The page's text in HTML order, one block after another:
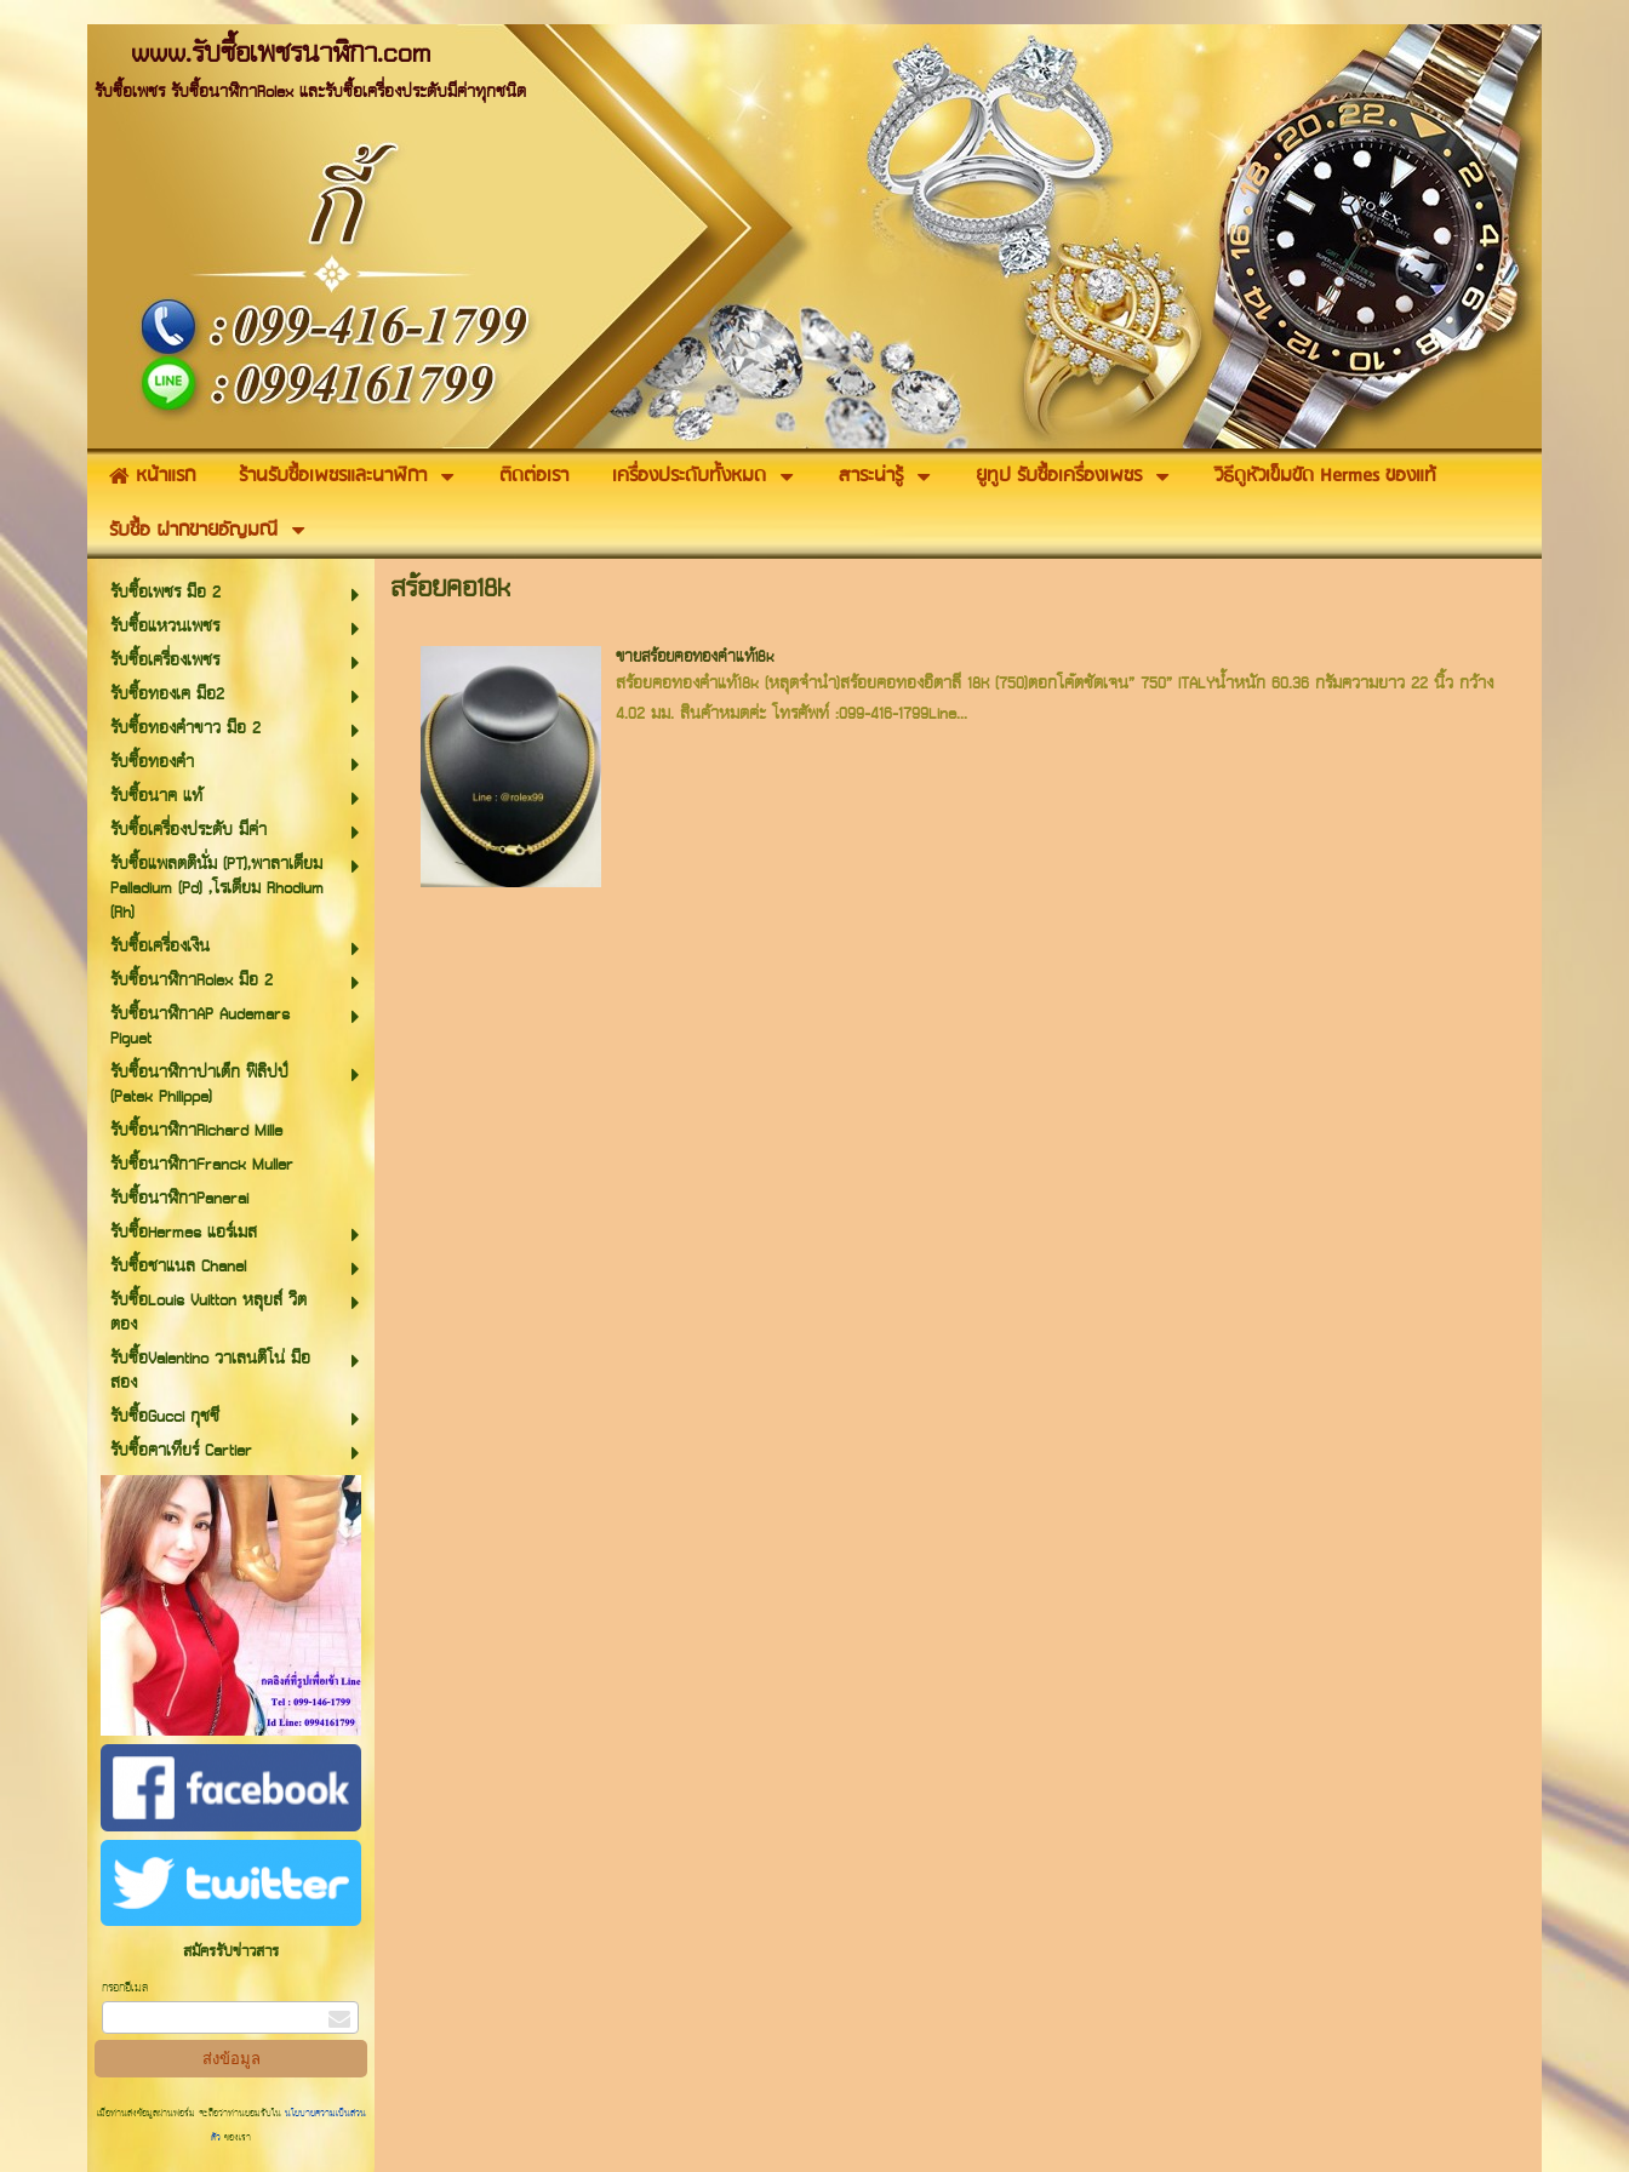
www.รับซื้อเพชรนาฬิกา.com
รับซื้อเพชร รับซื้อนาฬิกาRolex และรับซื้อเครื่องประดับมีค่าทุกชนิด
หน้าแรก ร้านรับซื้อเพชรและนาฬิกา ติดต่อเรา เครื่องประดับทั้งหมด สาระน่ารู้ ยูทูป รับซื้อเครื่องเพชร
วิธีดูหัวเข็มขัด Hermes ของแท้
รับซื้อ ฝากขายอัญมณี
รับซื้อเพชร มือ 2
รับซื้อแหวนเพชร
รับซื้อเครื่องเพชร
รับซื้อทองเค มือ2
รับซื้อทองคำขาว มือ 2
รับซื้อทองคำ
รับซื้อนาค แท้
รับซื้อเครื่องประดับ มีค่า
รับซื้อแพลตตินั่ม (PT),พาลาเดียม
Palladium (Pd) ,โรเดียม Rhodium
(Rh)
รับซื้อเครื่องเงิน
รับซื้อนาฬิกาRolex มือ 2
รับซื้อนาฬิกาAP Audemars
Piguet
รับซื้อนาฬิกาปาเต็ก ฟิลิปป์
(Patek Philippe)
รับซื้อนาฬิกาRichard Mille
รับซื้อนาฬิกาFranck Muller
รับซื้อนาฬิกาPanerai
รับซื้อHermes แอร์เมส
รับซื้อชาแนล Chanel
รับซื้อLouis Vuitton หลุยส์ วิต
ตอง
รับซื้อValentino วาเลนติโน่ มือ
สอง
รับซื้อGucci กุชชี
รับซื้อคาเทียร์ Cartier
สมัครรับข่าวสาร
กรอกอีเมล
เมื่อท่านส่งข้อมูลผ่านฟอร์ม จะถือว่าท่านยอมรับในนโยบายความเป็นส่วน
ตัวของเรา
สร้อยคอ18k
ขายสร้อยคอทองคำแท้18k
สร้อยคอทองคำแท้18k (หลุดจำนำ)สร้อยคอทองอิตาลี 18K (750)ตอกโค๊ตชัดเจน” 750” ITALYน้ำหนัก 60.36 กรัมความยาว 22 นิ้ว กว้าง
4.02 มม. สินค้าหมดค่ะ โทรศัพท์ :099-416-1799Line...